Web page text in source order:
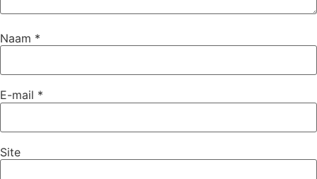
Naam *
E-mail *
Site